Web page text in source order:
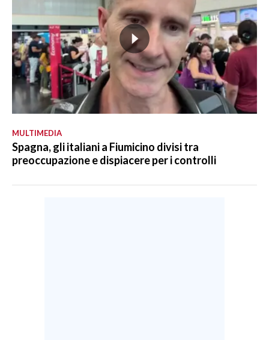
MULTIMEDIA
Spagna, gli italiani a Fiumicino divisi tra
preoccupazione e dispiacere per i controlli